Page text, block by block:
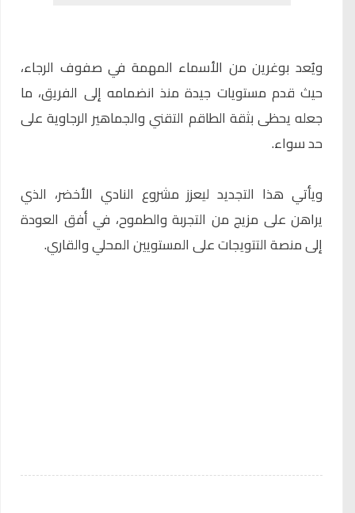
ويُعد بوغرين من الأسماء المهمة في صفوف الرجاء،
حيث قدم مستويات جيدة منذ انضمامه إلى الفريق، ما
جعله يحظى بثقة الطاقم التقني والجماهير الرجاوية على
حد سواء.
ويأتي هذا التجديد ليعزز مشروع النادي الأخضر، الذي
يراهن على مزيج من التجربة والطموح، في أفق العودة
إلى منصة التتويجات على المستويين المحلي والقاري.